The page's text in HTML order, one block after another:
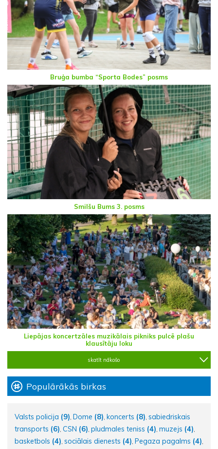
Bruģa bumba “Sporta Bodes” posms
Smilšu Bums 3. posms
Liepājas koncertzāles muzikālais pikniks pulcē plašu
klausītāju loku
skatīt nākošo
Populārākās birkas
Valsts policija (9), Dome (8), koncerts (8), sabiedriskais
transports (6), CSN (6), pludmales teniss (4), muzejs (4),
basketbols (4), sociālais dienests (4), Pegaza pagalms (4),